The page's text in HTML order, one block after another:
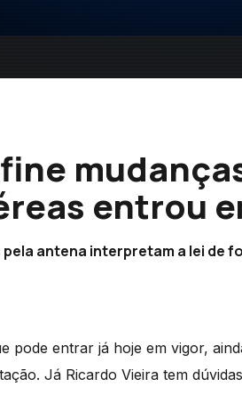
entrou
antena interpretam a lei de
pode entrar já hoje em vigor,
Já Ricardo Vieira tem